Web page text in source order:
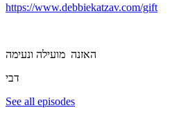
https://www.debbiekatzav.com/gift
האזנה מועילה ונעימה
דבי
See all episodes